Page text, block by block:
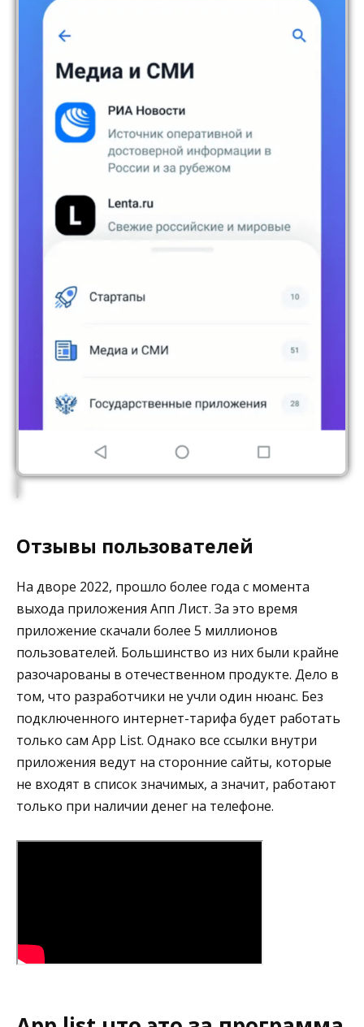
Отзывы пользователей
На дворе 2022, прошло более года с момента
выхода приложения Апп Лист. За это время
приложение скачали более 5 миллионов
пользователей. Большинство из них были крайне
разочарованы в отечественном продукте. Дело в
том, что разработчики не учли один нюанс. Без
подключенного интернет-тарифа будет работать
только сам App List. Однако все ссылки внутри
приложения ведут на сторонние сайты, которые
не входят в список значимых, а значит, работают
только при наличии денег на телефоне.